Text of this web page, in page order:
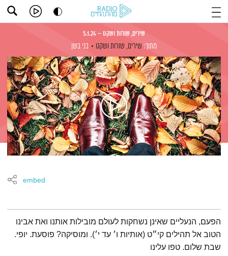
שירים, שורות ושקט – 5.1.24
מתוך: שירים, שורות ושקט בני בשן
embed
תמצית הפודקאסט
הפעם, הנעליים שאינן נשחקות לעולם מובילות אותנו ואת אבינו
הטוב אל תהילים קי״ט (אותיות ו׳ עד י׳). ומוסיקה? פוסעת. יופי.
שבת שלום. טפו עלינו